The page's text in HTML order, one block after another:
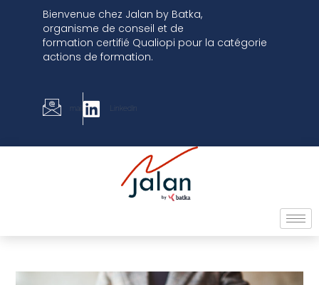
Bienvenue chez Jalan by Batka,
organisme de conseil et de
formation certifié Qualiopi pour la catégorie
actions de formation.
mail LinkedIn